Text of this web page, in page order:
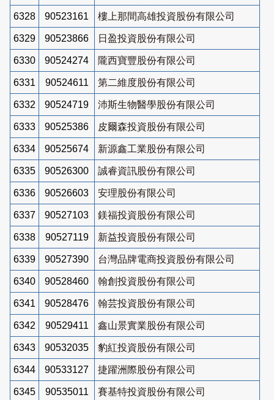
6328 90523161 樓上那間高雄投資股份有限公司
6329 90523866 日盈投資股份有限公司
6330 90524274 隴西寶豐股份有限公司
6331 90524611 第二維度股份有限公司
6332 90524719 沛斯生物醫學股份有限公司
6333 90525386 皮爾森投資股份有限公司
6334 90525674 新源鑫工業股份有限公司
6335 90526300 誠睿資訊股份有限公司
6336 90526603 安理股份有限公司
6337 90527103 鎂福投資股份有限公司
6338 90527119 新益投資股份有限公司
6339 90527390 台灣品牌電商投資股份有限公司
6340 90528460 翰創投資股份有限公司
6341 90528476 翰芸投資股份有限公司
6342 90529411 鑫山景實業股份有限公司
6343 90532035 豹紅投資股份有限公司
6344 90533127 捷躍洲際股份有限公司
6345 90535011 賽基特投資股份有限公司